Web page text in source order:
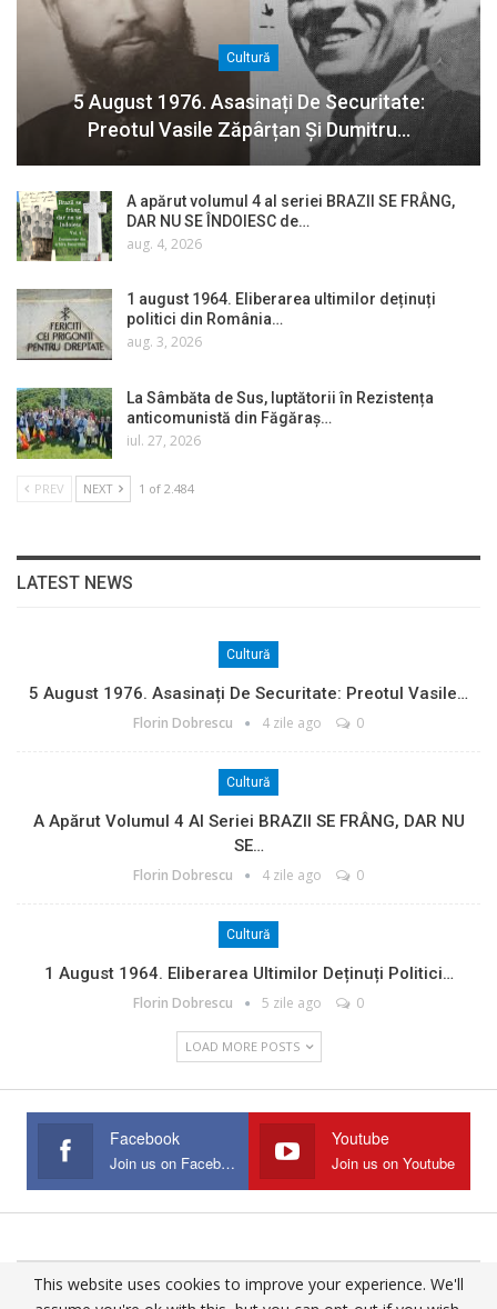
Cultură
5 August 1976. Asasinați De Securitate:
Preotul Vasile Zăpârțan Și Dumitru…
A apărut volumul 4 al seriei BRAZII SE FRÂNG,
DAR NU SE ÎNDOIESC de…
aug. 4, 2026
1 august 1964. Eliberarea ultimilor deținuți
politici din România…
aug. 3, 2026
La Sâmbăta de Sus, luptătorii în Rezistența
anticomunistă din Făgăraș…
iul. 27, 2026
PREV NEXT 1 of 2.484
LATEST NEWS
Cultură
5 August 1976. Asasinați De Securitate: Preotul Vasile…
Florin Dobrescu 4 zile ago 0
Cultură
A Apărut Volumul 4 Al Seriei BRAZII SE FRÂNG, DAR NU
SE…
Florin Dobrescu 4 zile ago 0
Cultură
1 August 1964. Eliberarea Ultimilor Deținuți Politici…
Florin Dobrescu 5 zile ago 0
LOAD MORE POSTS
Facebook
Join us on Facebook
Youtube
Join us on Youtube
© 2025 - All Rights Reserved.
This website uses cookies to improve your experience. We'll